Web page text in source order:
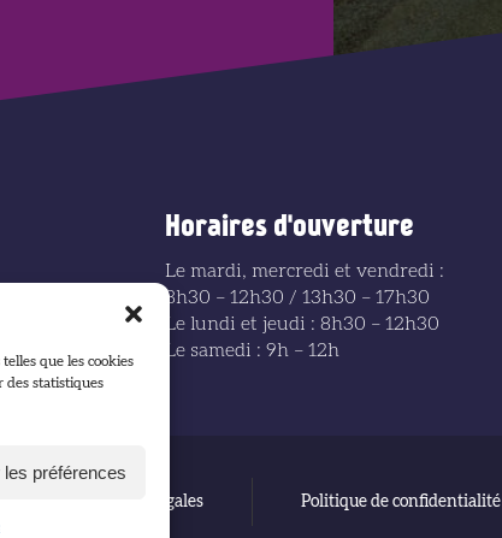
que les cookies
des statistiques
les préférences
Horaires d'ouverture
Le mardi, mercredi et vendredi :
8h30 – 12h30 / 13h30 – 17h30
Le lundi et jeudi : 8h30 – 12h30
Le samedi : 9h – 12h
Mentions légales Politique de confidentialité